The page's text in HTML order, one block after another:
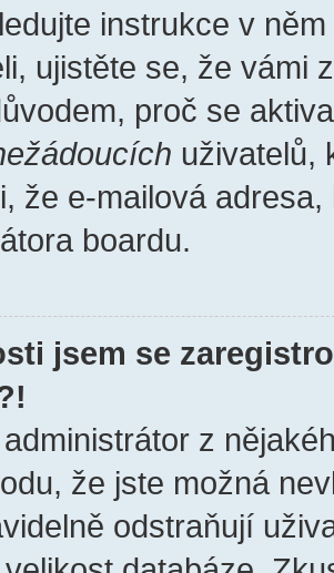
instrukce v
ujistěte se, že vámi
proč se
uživatelů,
že e-mailová
boardu.
jsem se
z
že jste možná
odstraňují